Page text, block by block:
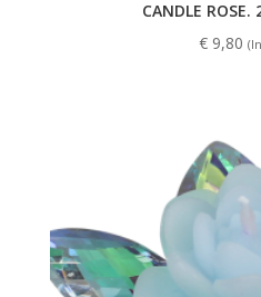
CANDLE ROSE.
€ 9,80